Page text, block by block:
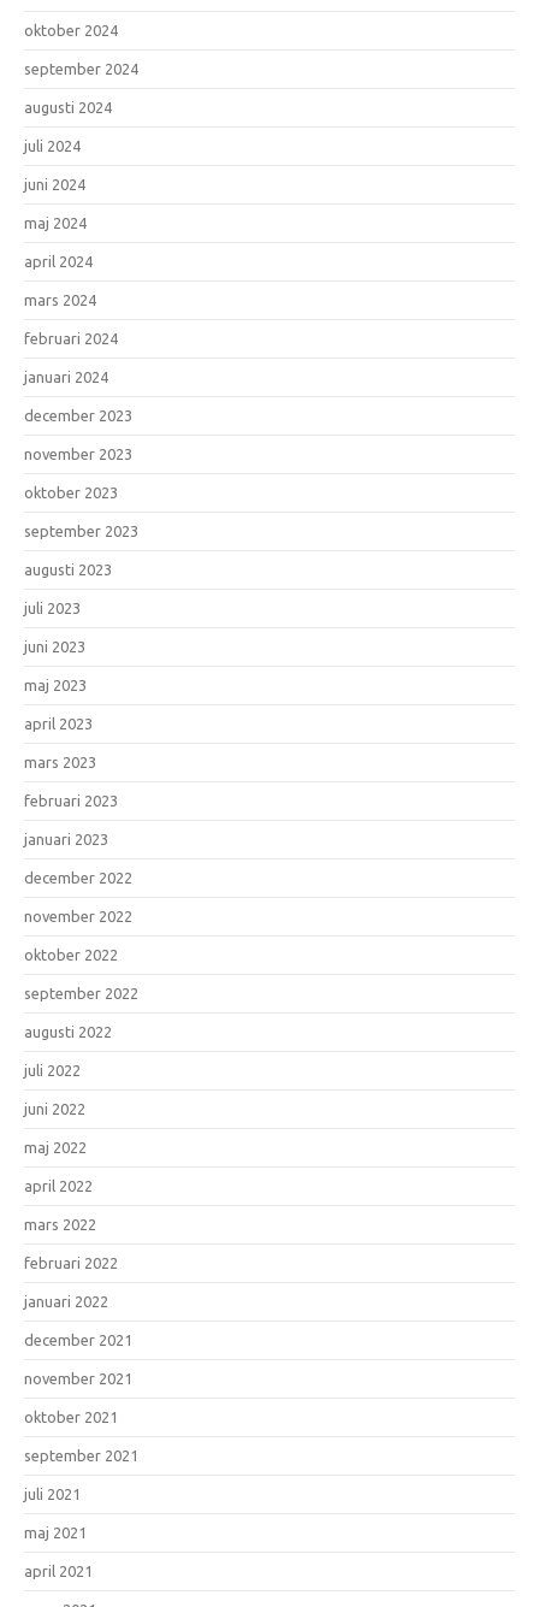
oktober 2024
september 2024
augusti 2024
juli 2024
juni 2024
maj 2024
april 2024
mars 2024
februari 2024
januari 2024
december 2023
november 2023
oktober 2023
september 2023
augusti 2023
juli 2023
juni 2023
maj 2023
april 2023
mars 2023
februari 2023
januari 2023
december 2022
november 2022
oktober 2022
september 2022
augusti 2022
juli 2022
juni 2022
maj 2022
april 2022
mars 2022
februari 2022
januari 2022
december 2021
november 2021
oktober 2021
september 2021
juli 2021
maj 2021
april 2021